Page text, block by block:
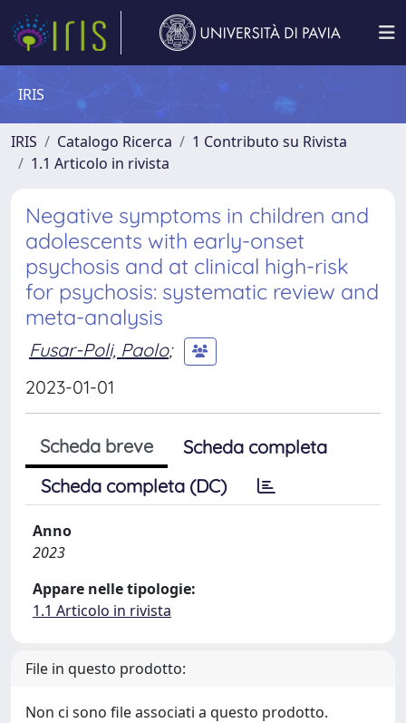
IRIS
IRIS Catalogo Ricerca
1 Contributo su Rivista
1.1 Articolo in rivista
Negative symptoms in children and
adolescents with early-onset
psychosis and at clinical high-risk
for psychosis: systematic review and
meta-analysis
Fusar-Poli, Paolo;
2023-01-01
Scheda breve
Scheda completa
Scheda completa (DC)
Anno
2023
Appare nelle tipologie:
1.1 Articolo in rivista
File in questo prodotto:
Non ci sono file associati a questo prodotto.